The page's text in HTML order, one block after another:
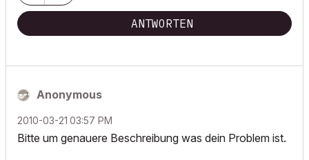
ANTWORTEN
Anonymous
‎2010-03-21 03:57 PM
Bitte um genauere Beschreibung was dein Problem ist.